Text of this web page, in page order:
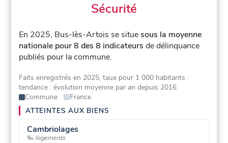
Sécurité
En 2025, Bus-lès-Artois se situesous la moyenne
nationale pour 8 des 8 indicateurs de délinquance
publiés pour la commune.
Faits enregistrés en 2025, taux pour 1 000 habitants ·
tendance : évolution moyenne par an depuis 2016
Commune
France
ATTEINTES AUX BIENS
Cambriolages
‰ logements